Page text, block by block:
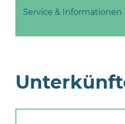
Service & Informationen